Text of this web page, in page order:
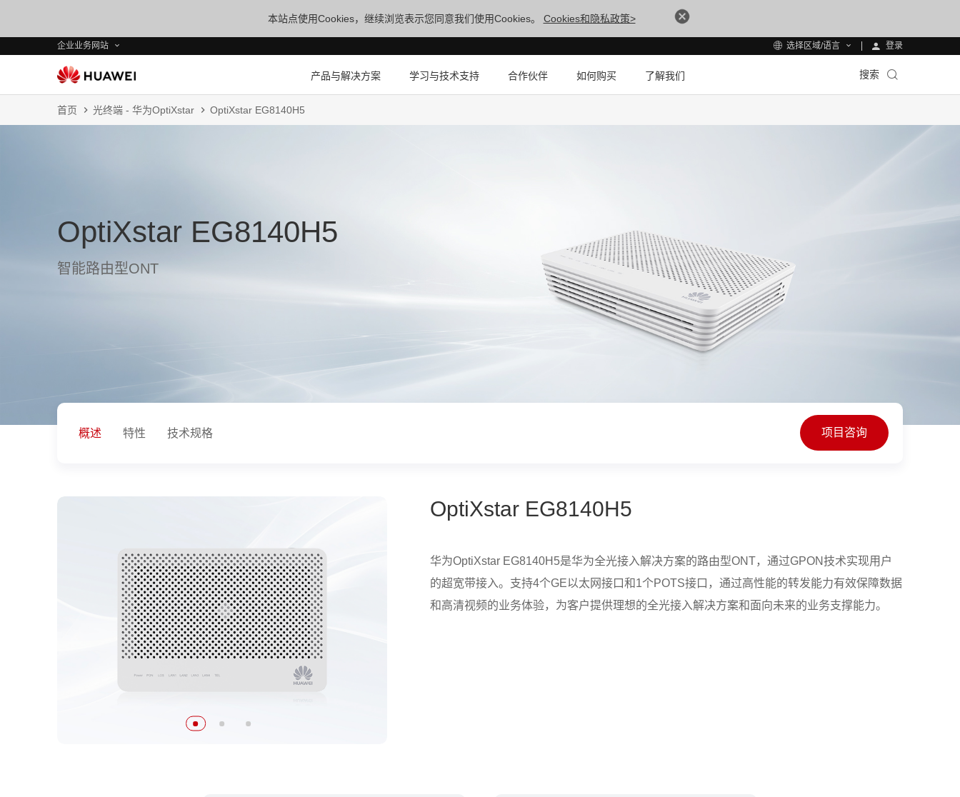
本站点使用Cookies，继续浏览表示您同意我们使用Cookies。 Cookies和隐私政策>
企业业务网站 选择区域/语言 登录
产品与解决方案 学习与技术支持 合作伙伴 如何购买 了解我们 搜索
首页 光终端 - 华为OptiXstar OptiXstar EG8140H5
OptiXstar EG8140H5
智能路由型ONT
概述 特性 技术规格 项目咨询
OptiXstar EG8140H5
华为OptiXstar EG8140H5是华为全光接入解决方案的路由型ONT，通过GPON技术实现用户
的超宽带接入。支持4个GE以太网接口和1个POTS接口，通过高性能的转发能力有效保障数据
和高清视频的业务体验，为客户提供理想的全光接入解决方案和面向未来的业务支撑能力。